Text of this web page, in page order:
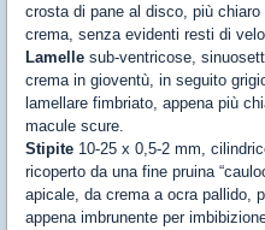
crosta di pane al disco, più
crema, senza evidenti resti di
Lamelle sub-ventricose,
crema in gioventù, in seguito
lamellare fimbriato, appena più
macule scure.
Stipite 10-25 x 0,5-2 mm,
ricoperto da una fine pruina
apicale, da crema a ocra pallido,
appena imbrunente per